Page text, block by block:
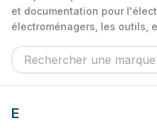
et documentation pour
électroménagers, les outils,
E